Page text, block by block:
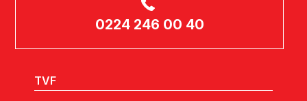
0224 246 00 40
TVF